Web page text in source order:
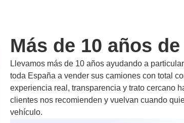
Más de 10 años
Llevamos más de 10 años ayudando a
toda España a vender sus camiones con total
experiencia real, transparencia y trato cercano
clientes nos recomienden y vuelvan cuando
vehículo.